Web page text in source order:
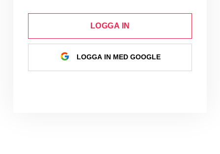
LOGGA IN
LOGGA IN MED GOOGLE